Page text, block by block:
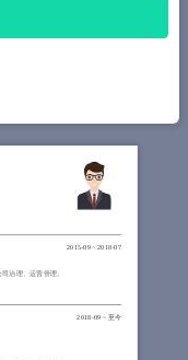
2015-09~ 2018-07
治理、运营管理。
2018-09 ~ 至今